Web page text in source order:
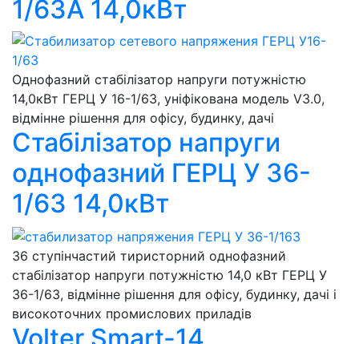
1/63А 14,0кВт
Однофазний стабілізатор напруги потужністю
14,0кВт ГЕРЦ У 16-1/63, уніфікована модель V3.0,
відмінне рішення для офісу, будинку, дачі
Стабілізатор напруги
однофазний ГЕРЦ У 36-
1/63 14,0кВт
36 ступінчастий тиристорний однофазний
стабілізатор напруги потужністю 14,0 кВт ГЕРЦ У
36-1/63, відмінне рішення для офісу, будинку, дачі і
високоточних промислових приладів
Volter Smart-14